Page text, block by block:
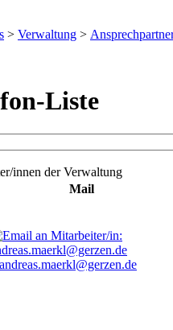
> Verwaltung >
Liste
innen der Verwaltung
Mail
andreas.maerkl@gerzen.de